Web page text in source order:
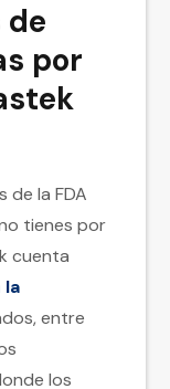
por
de la FDA
tienes por
cuenta
la
entre
los